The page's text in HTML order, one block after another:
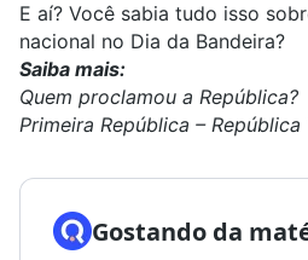
E aí? Você sabia tudo isso
nacional no Dia da Bandeira?
Saiba mais:
Quem proclamou a República?
Primeira República – República
Gostando da